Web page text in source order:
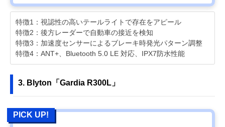
特徴1：視認性の高いテールライトで存在をアピール
特徴2：後方レーダーで自動車の接近を検知
特徴3：加速度センサーによるブレーキ時発光パターン調整
特徴4：ANT+、Bluetooth 5.0 LE 対応、IPX7防水性能
3. Blyton「Gardia R300L」
PICK UP!